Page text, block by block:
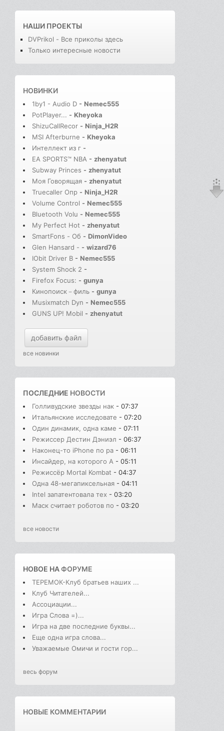
НАШИ ПРОЕКТЫ
DVPrikol - Все приколы здесь
Только интересные новости
НОВИНКИ
1by1 - Audio D - Nemec555
PotPlayer... - Kheyoka
ShizuCallRecor - Ninja_H2R
MSI Afterburne - Kheyoka
Интеллект из г -
EA SPORTS™ NBA - zhenyatut
Subway Princes - zhenyatut
Моя Говорящая - zhenyatut
Truecaller Опр - Ninja_H2R
Volume Control - Nemec555
Bluetooth Volu - Nemec555
My Perfect Hot - zhenyatut
SmartFons - Об - DimonVideo
Glen Hansard - - wizard76
IObit Driver B - Nemec555
System Shock 2 -
Firefox Focus: - gunya
Кинопоиск－филь - gunya
Musixmatch Dyn - Nemec555
GUNS UP! Mobil - zhenyatut
добавить файл
все новинки
ПОСЛЕДНИЕ НОВОСТИ
Голливудские звезды нак - 07:37
Итальянские исследовате - 07:20
Один динамик, одна каме - 07:11
Режиссер Дестин Дэниэл - 06:37
Наконец-то iPhone по ра - 06:11
Инсайдер, на которого A - 05:11
Режиссёр Mortal Kombat - 04:37
Одна 48-мегапиксельная - 04:11
Intel запатентовала тех - 03:20
Маск считает роботов по - 03:20
все новости
НОВОЕ НАФОРУМЕ
ТЕРЕМОК-Клуб братьев наших ...
Клуб Читателей...
Ассоциации...
Игра Слова =)...
Игра на две последние буквы...
Еще одна игра слова...
Уважаемые Омичи и гости гор...
весь форум
НОВЫЕ КОММЕНТАРИИ